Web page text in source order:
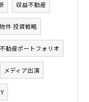
収益不動産
件 投資戦略
不動産ポートフォリオ
メディア出演